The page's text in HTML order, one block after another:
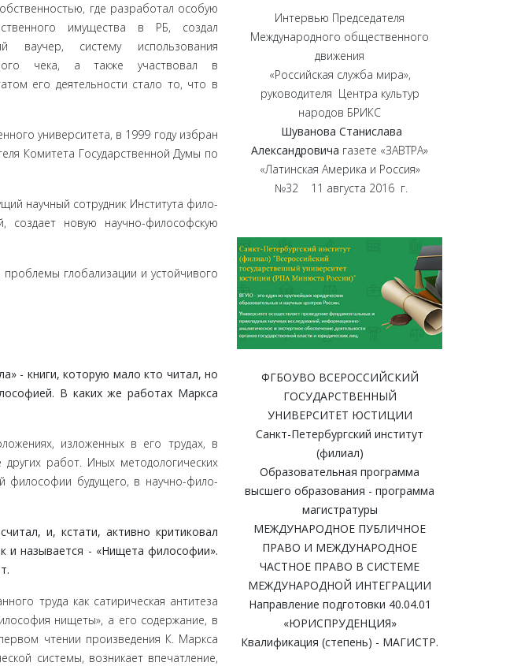
где разрабо­тал особую
имущества в РБ, создал
ваучер, систему использова­ния
чека, а также участвовал в
его деятельности стало то, что в
университета, в 1999 году избран
Комитета Государственной Думы по
научный сотрудник Института фило­
новую научно-философскую
глобализации и устойчивого
- книги, которую мало кто читал, но
В каких же работах Маркса
изложенных в его трудах, в
работ. Иных методологических
философии будущего, в научно-фило­
и, кстати, активно критиковал
и называется - «Нищета филосо­фии».
труда как сатирическая антите­за
нищеты», а его содержание, в
чтении произведения К. Марк­са
системы, возникает впечатление,
Интервью Председателя
Международного общественного
движения
«Российская служба мира»,
руководителя Центра культур
народов БРИКС
Шуванова Станислава
Александровича газете «ЗАВТРА»
«Латинская Америка и Россия»
№32 11 августа 2016 г.
ФГБОУВО ВСЕРОССИЙСКИЙ
ГОСУДАРСТВЕННЫЙ
УНИВЕРСИТЕТ ЮСТИЦИИ
Санкт-Петербургский институт
(филиал)
Образовательная программа
высшего образования - программа
магистратуры
МЕЖДУНАРОДНОЕ ПУБЛИЧНОЕ
ПРАВО И МЕЖДУНАРОДНОЕ
ЧАСТНОЕ ПРАВО В СИСТЕМЕ
МЕЖДУНАРОДНОЙ ИНТЕГРАЦИИ
Направление подготовки 40.04.01
«ЮРИСПРУДЕНЦИЯ»
Квалификация (степень) - МАГИСТР.